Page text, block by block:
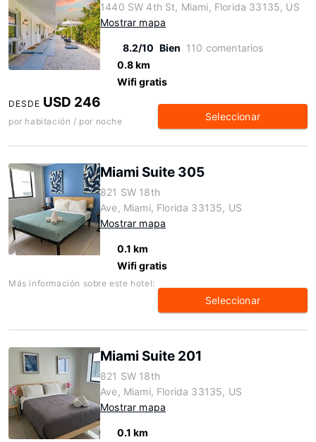
1440 SW 4th St, Miami, Florida 33135, US
Mostrar mapa
8.2/10 Bien 110 comentarios
0.8 km
Wifi gratis
DESDE USD 246
por habitación / por noche Seleccionar
Miami Suite 305
821 SW 18th
Ave, Miami, Florida 33135, US
Mostrar mapa
0.1 km
Wifi gratis
Más información sobre este hotel:
Seleccionar
Miami Suite 201
821 SW 18th
Ave, Miami, Florida 33135, US
Mostrar mapa
0.1 km